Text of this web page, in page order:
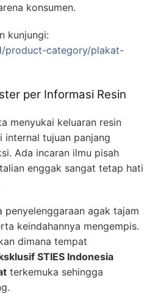
konsumen.
kunjungi:
product-category/plakat-
per Informasi Resin
menyukai keluaran resin
tujuan panjang
Ada incaran ilmu pisah
enggak sangat tetap hati
penyelenggaraan agak tajam
keindahannya mengempis.
dimana tempat
STIES Indonesia
terkemuka sehingga